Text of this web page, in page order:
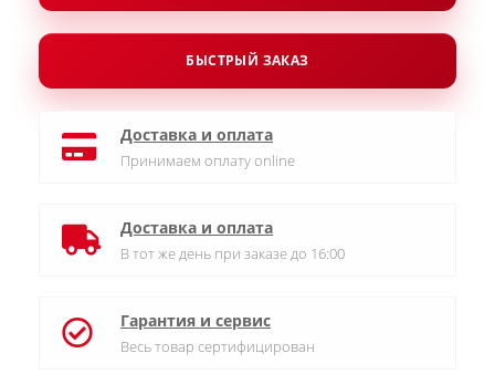
БЫСТРЫЙ ЗАКАЗ
Доставка и оплата
Принимаем оплату online
Доставка и оплата
В тот же день при заказе до 16:00
Гарантия и сервис
Весь товар сертифицирован